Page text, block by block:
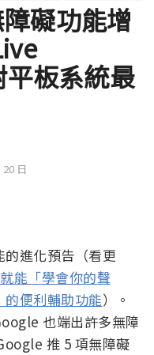
礙功能增
板系統最
日
進化預告（看更
能「學會你的聲
便利輔助功能）。
也端出許多無障
推 5 項無障礙